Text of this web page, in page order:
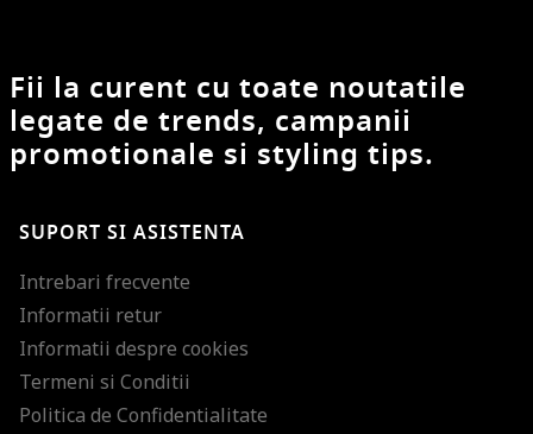
Fii la curent cu toate noutatile
legate de trends, campanii
promotionale si styling tips.
SUPORT SI ASISTENTA
Intrebari frecvente
Informatii retur
Informatii despre cookies
Termeni si Conditii
Politica de Confidentialitate